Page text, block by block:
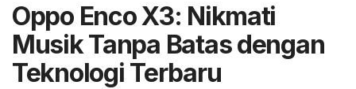
Oppo Enco X3: Nikmati
Musik Tanpa Batas dengan
Teknologi Terbaru